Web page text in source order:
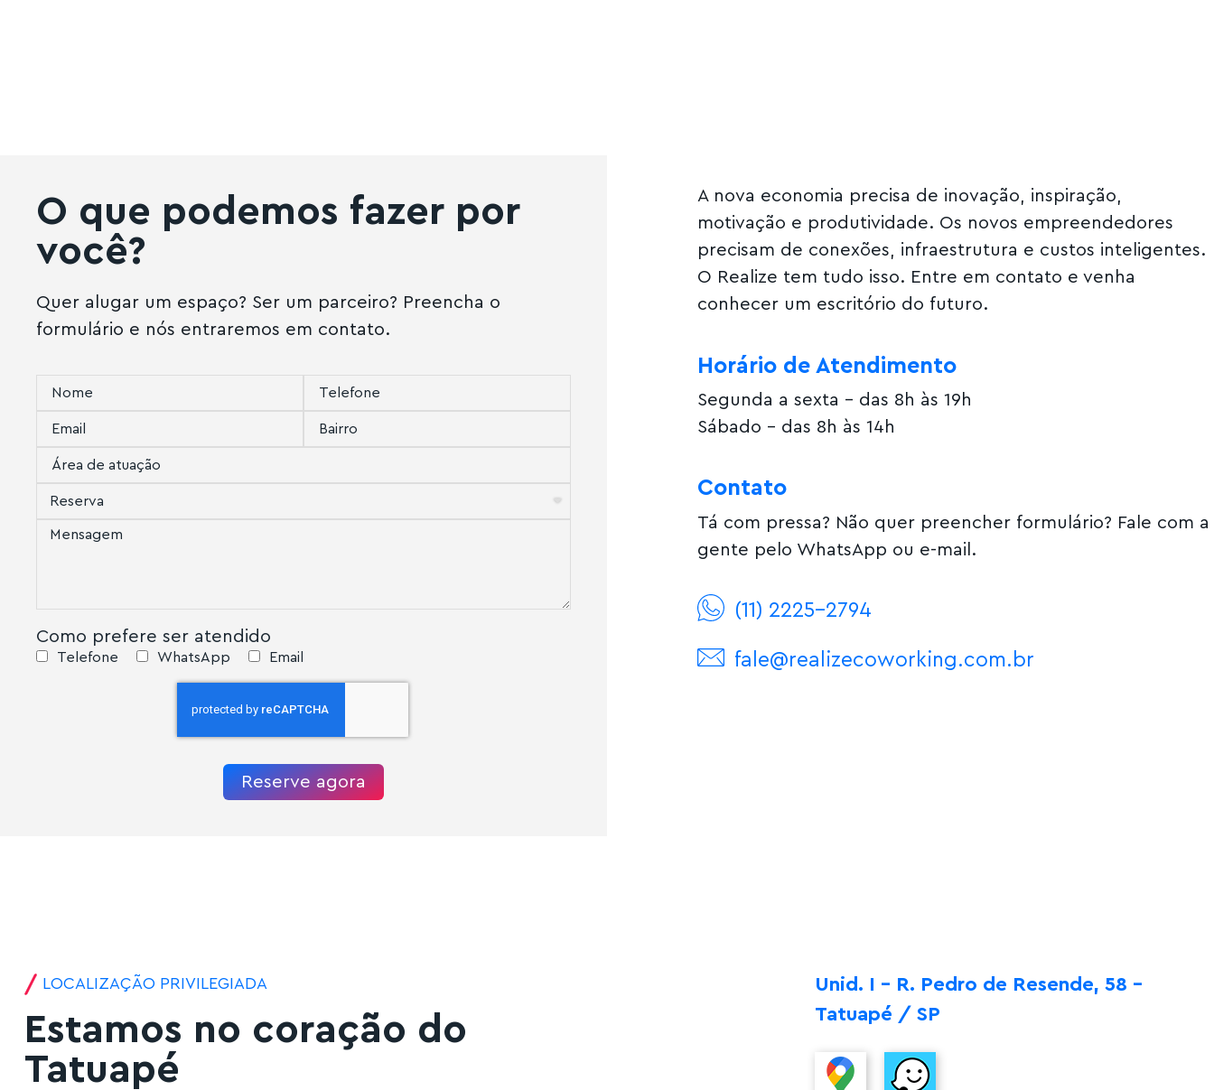
O que podemos fazer por
você?
Quer alugar um espaço? Ser um parceiro? Preencha o
formulário e nós entraremos em contato.
Como prefere ser atendido
Telefone WhatsApp Email
Reserve agora
A nova economia precisa de inovação, inspiração,
motivação e produtividade. Os novos empreendedores
precisam de conexões, infraestrutura e custos inteligentes.
O Realize tem tudo isso. Entre em contato e venha
conhecer um escritório do futuro.
Horário de Atendimento
Segunda a sexta – das 8h às 19h
Sábado – das 8h às 14h
Contato
Tá com pressa? Não quer preencher formulário? Fale com a
gente pelo WhatsApp ou e-mail.
(11) 2225-2794
fale@realizecoworking.com.br
LOCALIZAÇÃO PRIVILEGIADA
Estamos no coração do
Tatuapé
Unid. I – R. Pedro de Resende, 58 –
Tatuapé / SP